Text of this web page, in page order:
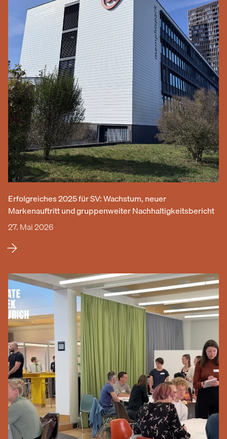
Erfolgreiches 2025 für SV: Wachstum, neuer
Markenauftritt und gruppenweiter Nachhaltigkeitsbericht
27. Mai 2026